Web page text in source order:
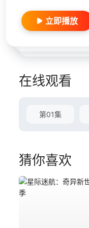
立即播放
在线观看
第01集
猜你喜欢